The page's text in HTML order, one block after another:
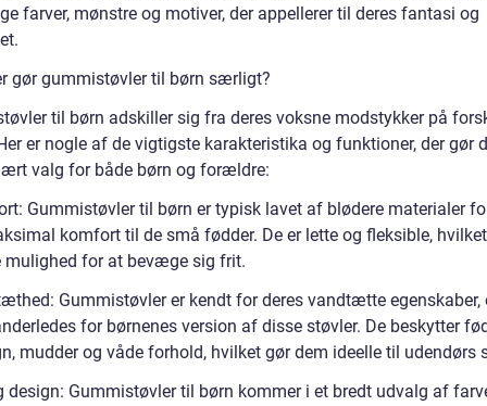
farver, mønstre og motiver, der appellerer til deres fantasi og
gør gummistøvler til børn særligt?
til børn adskiller sig fra deres voksne modstykker på
er nogle af de vigtigste karakteristika og funktioner, der gør
valg for både børn og forældre:
Gummistøvler til børn er typisk lavet af blødere materialer
komfort til de små fødder. De er lette og fleksible,
mulighed for at bevæge sig frit.
Gummistøvler er kendt for deres vandtætte egenskaber,
for børnenes version af disse støvler. De beskytter
mudder og våde forhold, hvilket gør dem ideelle til udendørs
design: Gummistøvler til børn kommer i et bredt udvalg af